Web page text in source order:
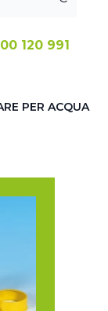
120 991
PER ACQUA